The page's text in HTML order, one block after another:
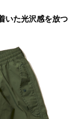
いた光沢感を放つ